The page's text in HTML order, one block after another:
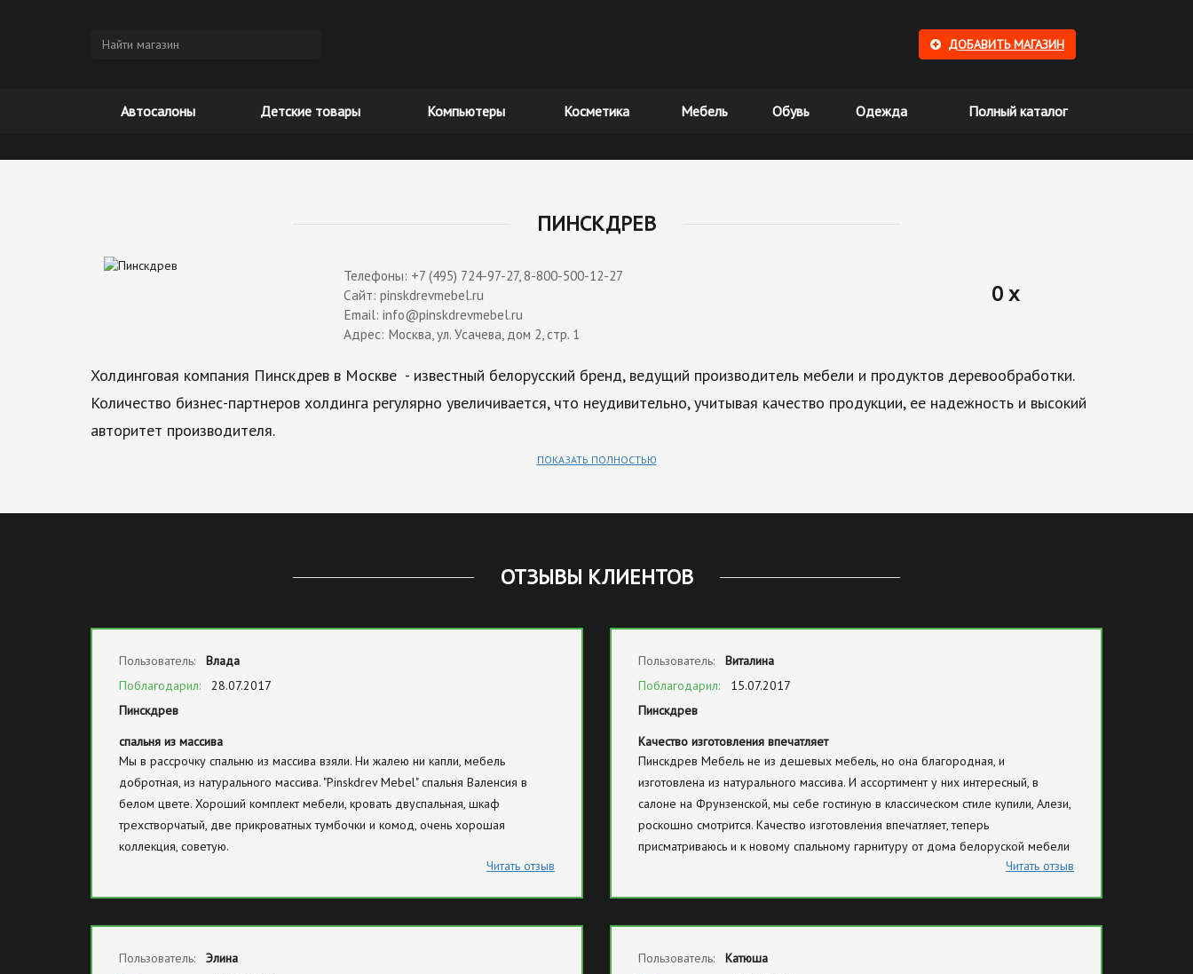
ДОБАВИТЬ МАГАЗИН
Автосалоны Детские товары Компьютеры Косметика Мебель Обувь Одежда Полный каталог
ПИНСКДРЕВ
Телефоны: +7 (495) 724-97-27, 8-800-500-12-27
Сайт: pinskdrevmebel.ru
Email: info@pinskdrevmebel.ru
Адрес: Москва, ул. Усачева, дом 2, стр. 1
0 x
Холдинговая компания Пинскдрев в Москве - известный белорусский бренд, ведущий производитель мебели и продуктов деревообработки.
Количество бизнес-партнеров холдинга регулярно увеличивается, что неудивительно, учитывая качество продукции, ее надежность и высокий
авторитет производителя.
ПОКАЗАТЬ ПОЛНОСТЬЮ
ОТЗЫВЫ КЛИЕНТОВ
Пользователь:
Влада
Поблагодарил:
28.07.2017
Пинскдрев
спальня из массива
Мы в рассрочку спальню из массива взяли. Ни жалею ни капли, мебель
добротная, из натурального массива. "Pinskdrev Mebel" спальня Валенсия в
белом цвете. Хороший комплект мебели, кровать двуспальная, шкаф
трехстворчатый, две прикроватных тумбочки и комод, очень хорошая
коллекция, советую.
Читать отзыв
Пользователь:
Виталина
Поблагодарил:
15.07.2017
Пинскдрев
Качество изготовления впечатляет
Пинскдрев Мебель не из дешевых мебель, но она благородная, и
изготовлена из натурального массива. И ассортимент у них интересный, в
салоне на Фрунзенской, мы себе гостиную в классическом стиле купили, Алези,
роскошно смотрится. Качество изготовления впечатляет, теперь
присматриваюсь и к новому спальному гарнитуру от дома белоруской мебели
Читать отзыв
Пользователь:
Элина
Пользователь:
Катюша